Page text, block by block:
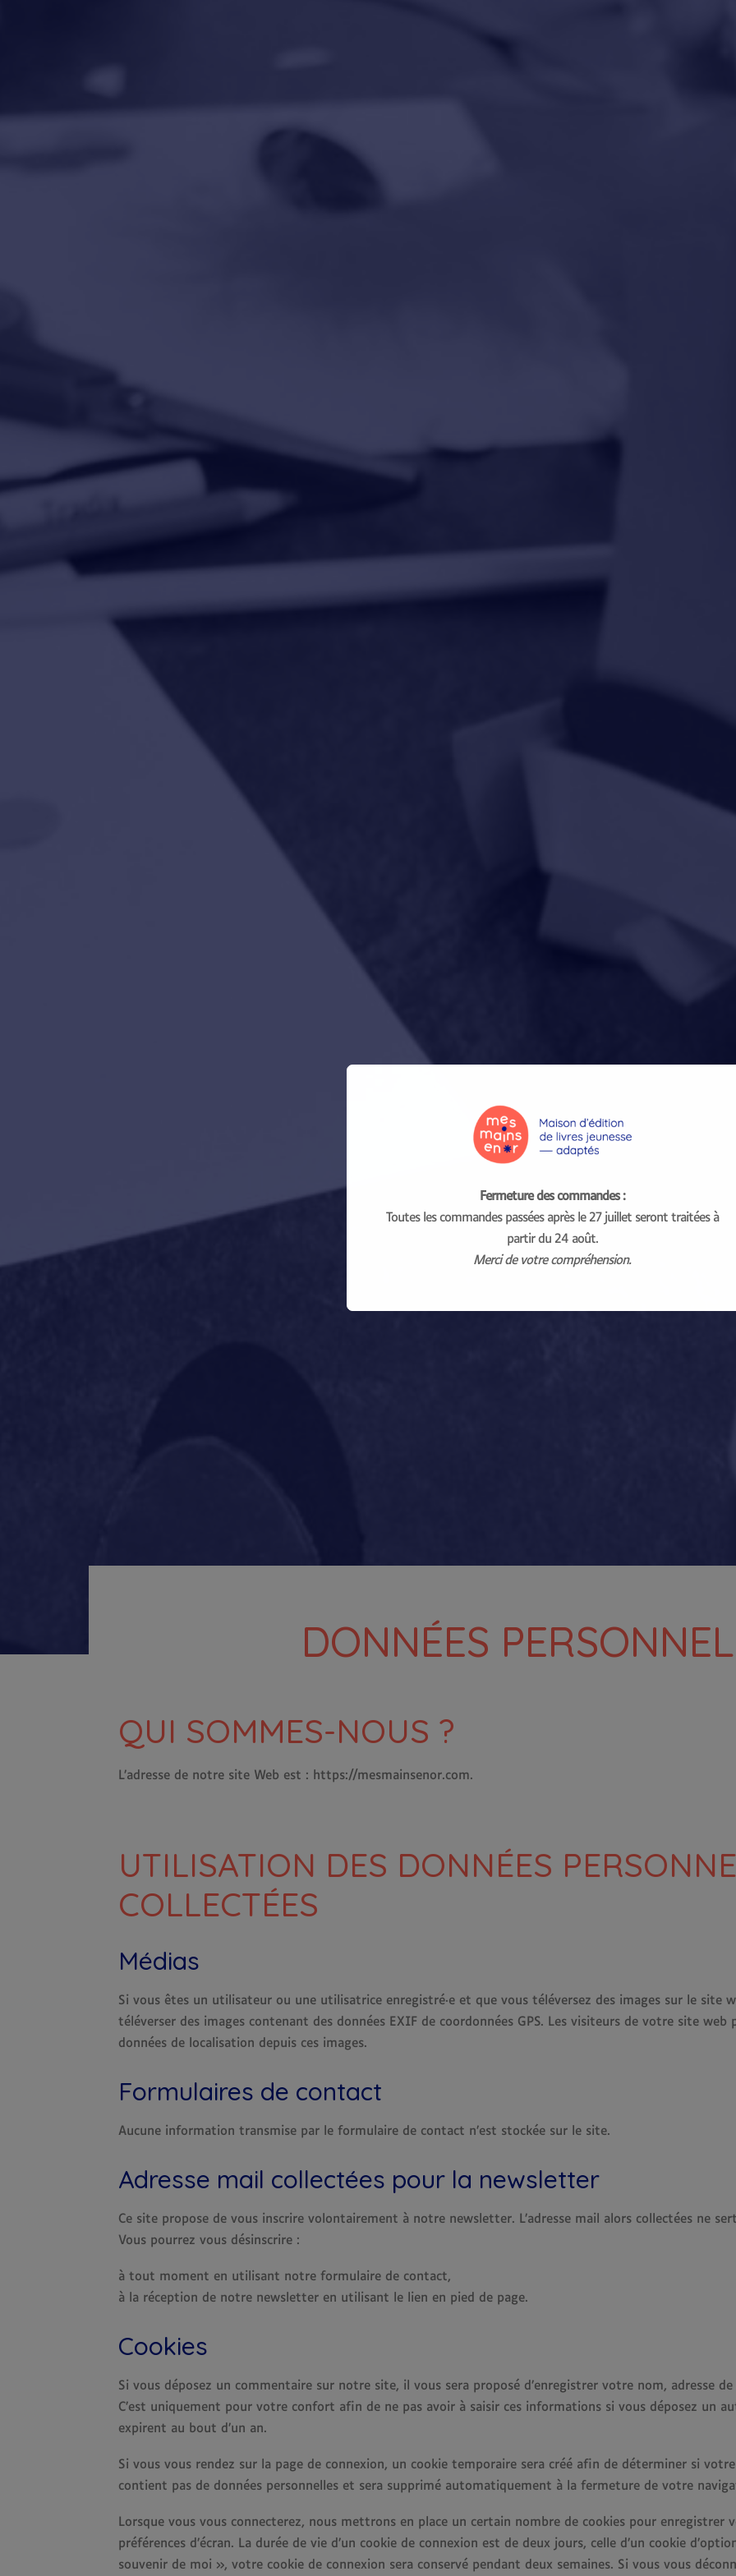
DONNÉES
QUI SOMMES-NOUS ?
L’adresse de notre site Web est : https://mesmainsenor.com.
UTILISATION DES DONNÉES
COLLECTÉES
Médias
Si vous êtes un utilisateur ou une utilisatrice enregistré·e et que vous téléversez des images sur le site
téléverser des images contenant des données EXIF de coordonnées GPS. Les visiteurs de votre site
données de localisation depuis ces images.
Formulaires de contact
Aucune information transmise par le formulaire de contact n’est stockée sur le site.
Adresse mail collectées pour la newsletter
Ce site propose de vous inscrire volontairement à notre newsletter. L’adresse mail alors collectées ne
Vous pourrez vous désinscrire :
à tout moment en utilisant notre formulaire de contact,
à la réception de notre newsletter en utilisant le lien en pied de page.
Cookies
Si vous déposez un commentaire sur notre site, il vous sera proposé d’enregistrer votre nom, adresse
C’est uniquement pour votre confort afin de ne pas avoir à saisir ces informations si vous déposez un
expirent au bout d’un an.
Si vous vous rendez sur la page de connexion, un cookie temporaire sera créé afin de déterminer si
contient pas de données personnelles et sera supprimé automatiquement à la fermeture de votre
Lorsque vous vous connecterez, nous mettrons en place un certain nombre de cookies pour enregistrer
préférences d’écran. La durée de vie d’un cookie de connexion est de deux jours, celle d’un cookie
souvenir de moi », votre cookie de connexion sera conservé pendant deux semaines. Si vous vous
Fermeture des commandes :
Toutes les commandes passées après le 27 juillet seront traitées à
partir du 24 août.
Merci de votre compréhension.